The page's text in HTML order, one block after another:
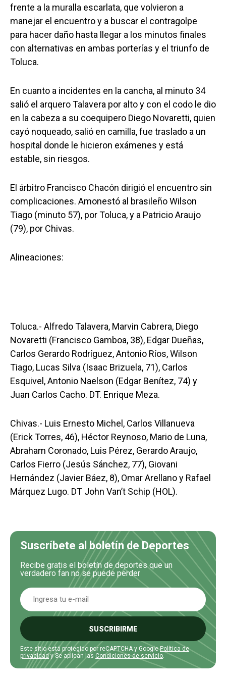
frente a la muralla escarlata, que volvieron a
manejar el encuentro y a buscar el contragolpe
para hacer daño hasta llegar a los minutos finales
con alternativas en ambas porterías y el triunfo de
Toluca.
En cuanto a incidentes en la cancha, al minuto 34
salió el arquero Talavera por alto y con el codo le dio
en la cabeza a su coequipero Diego Novaretti, quien
cayó noqueado, salió en camilla, fue traslado a un
hospital donde le hicieron exámenes y está
estable, sin riesgos.
El árbitro Francisco Chacón dirigió el encuentro sin
complicaciones. Amonestó al brasileño Wilson
Tiago (minuto 57), por Toluca, y a Patricio Araujo
(79), por Chivas.
Alineaciones:
Toluca.- Alfredo Talavera, Marvin Cabrera, Diego
Novaretti (Francisco Gamboa, 38), Edgar Dueñas,
Carlos Gerardo Rodríguez, Antonio Ríos, Wilson
Tiago, Lucas Silva (Isaac Brizuela, 71), Carlos
Esquivel, Antonio Naelson (Edgar Benítez, 74) y
Juan Carlos Cacho. DT. Enrique Meza.
Chivas.- Luis Ernesto Michel, Carlos Villanueva
(Erick Torres, 46), Héctor Reynoso, Mario de Luna,
Abraham Coronado, Luis Pérez, Gerardo Araujo,
Carlos Fierro (Jesús Sánchez, 77), Giovani
Hernández (Javier Báez, 8), Omar Arellano y Rafael
Márquez Lugo. DT John Van’t Schip (HOL).
Suscríbete al boletín de Deportes
Recibe gratis el boletín de deportes que un
verdadero fan no se puede perder
SUSCRIBIRME
Este sitio está protegido por reCAPTCHA y GooglePolítica de
privacidady Se aplican las Condiciones de servicio.